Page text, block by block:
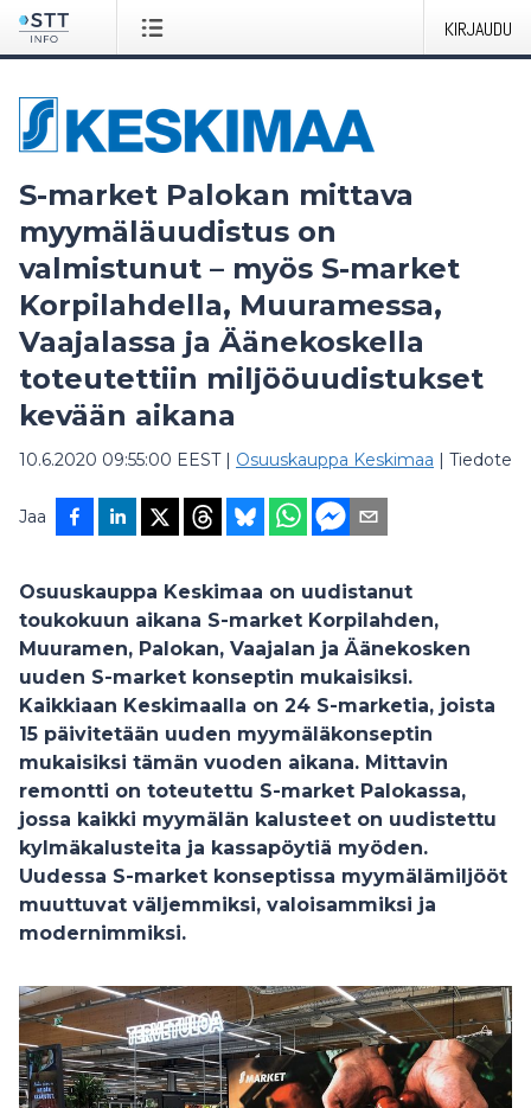
KIRJAUDU
S-market Palokan mittava
myymäläuudistus on
valmistunut – myös S-market
Korpilahdella, Muuramessa,
Vaajalassa ja Äänekoskella
toteutettiin miljööuudistukset
kevään aikana
10.6.2020 09:55:00 EEST| Osuuskauppa Keskimaa | Tiedote
Jaa
Osuuskauppa Keskimaa on uudistanut
toukokuun aikana S-market Korpilahden,
Muuramen, Palokan, Vaajalan ja Äänekosken
uuden S-market konseptin mukaisiksi.
Kaikkiaan Keskimaalla on 24 S-marketia, joista
15 päivitetään uuden myymäläkonseptin
mukaisiksi tämän vuoden aikana. Mittavin
remontti on toteutettu S-market Palokassa,
jossa kaikki myymälän kalusteet on uudistettu
kylmäkalusteita ja kassapöytiä myöden.
Uudessa S-market konseptissa myymälämiljööt
muuttuvat väljemmiksi, valoisammiksi ja
modernimmiksi.